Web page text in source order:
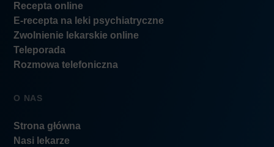
Recepta online
E-recepta na leki psychiatryczne
Zwolnienie lekarskie online
Teleporada
Rozmowa telefoniczna
O NAS
Strona główna
Nasi lekarze